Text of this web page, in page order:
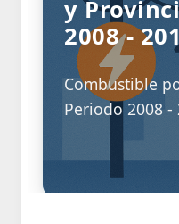
y
2008 -
Combustible
Periodo 2008 -